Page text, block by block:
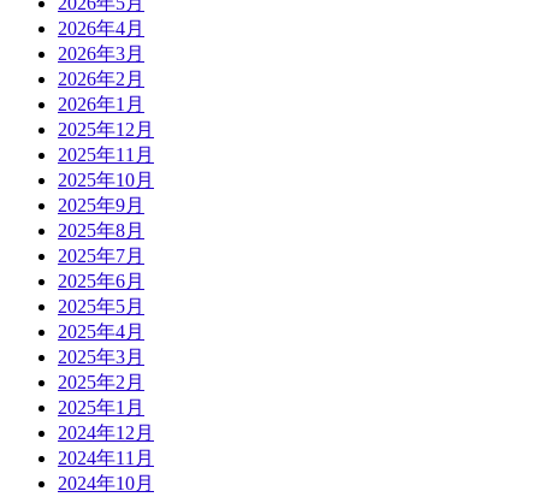
2026年4月
2026年3月
2026年2月
2026年1月
2025年12月
2025年11月
2025年10月
2025年9月
2025年8月
2025年7月
2025年6月
2025年5月
2025年4月
2025年3月
2025年2月
2025年1月
2024年12月
2024年11月
2024年10月